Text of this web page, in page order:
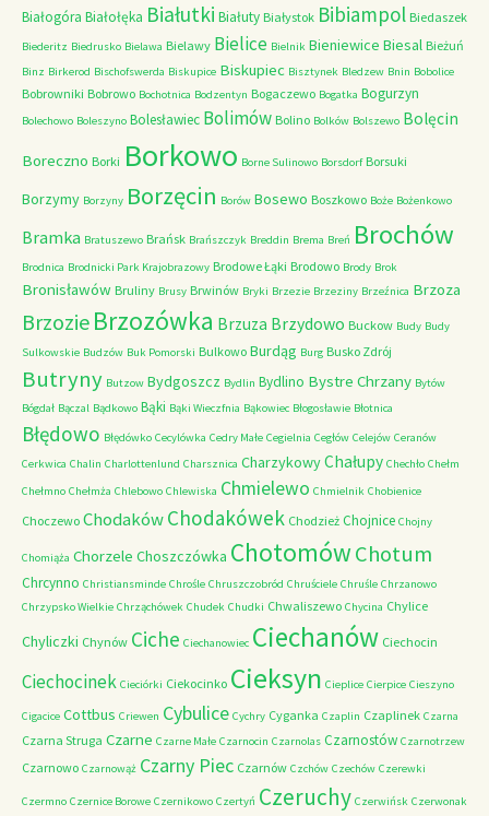
Białogóra Białołęka Białutki Białuty Białystok Bibiampol Biedaszek
Biederitz Biedrusko Bielawa Bielawy Bielice Bielnik Bieniewice Biesal Bieżuń
Binz Birkerod Bischofswerda Biskupice Biskupiec Bisztynek Bledzew Bnin Bobolice
Bobrowniki Bobrowo Bochotnica Bodzentyn Bogaczewo Bogatka Bogurzyn
Bolechowo Boleszyno Bolesławiec Bolimów Bolino Bolków Bolszewo Bolęcin
Boreczno Borki Borkowo Borne Sulinowo Borsdorf Borsuki
Borzymy Borzyny Borzęcin Borów Bosewo Boszkowo Boże Bożenkowo
Bramka Bratuszewo Brańsk Brańszczyk Breddin Brema Breń Brochów
Brodnica Brodnicki Park Krajobrazowy Brodowe Łąki Brodowo Brody Brok
Bronisławów Bruliny Brusy Brwinów Bryki Brzezie Brzeziny Brzeźnica Brzoza
Brzozie Brzozówka Brzuza Brzydowo Buckow Budy Budy
Sulkowskie Budzów Buk Pomorski Bulkowo Burdąg Burg Busko Zdrój
Butryny Butzow Bydgoszcz Bydlin Bydlino Bystre Chrzany Bytów
Bógdał Bączal Bądkowo Bąki Bąki Wieczfnia Bąkowiec Błogosławie Błotnica
Błędowo Błędówko Cecylówka Cedry Małe Cegielnia Cegłów Celejów Ceranów
Cerkwica Chalin Charlottenlund Charsznica CharzykowyChałupy Chechło Chełm
Chełmno Chełmża Chlebowo Chlewiska Chmielewo Chmielnik Chobienice
Choczewo ChodakówChodakówek Chodzież Chojnice Chojny
Chomiąża Chorzele Choszczówka ChotomówChotum
Chrcynno Christiansminde Chrośle Chruszczobród Chruściele Chruśle Chrzanowo
Chrzypsko Wielkie Chrząchówek Chudek Chudki Chwaliszewo Chycina Chylice
Chyliczki Chynów Ciche Ciechanowiec Ciechanów Ciechocin
Ciechocinek Cieciórki Ciekocinko Cieksyn Cieplice Cierpice Cieszyno
Cigacice Cottbus Criewen Cybulice Cychry Cyganka Czaplin Czaplinek Czarna
Czarna Struga Czarne Czarne Małe Czarnocin Czarnolas Czarnostów Czarnotrzew
Czarnowo Czarnowąż Czarny Piec Czarnów Czchów Czechów Czerewki
Czermno Czernice Borowe Czernikowo Czertyń Czeruchy Czerwińsk Czerwonak